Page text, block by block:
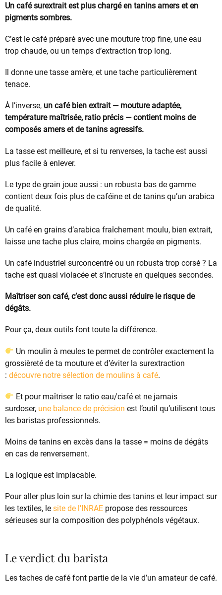
Un café surextrait est plus chargé en tanins amers et en
pigments sombres.
C’est le café préparé avec une mouture trop fine, une eau
trop chaude, ou un temps d’extraction trop long.
Il donne une tasse amère, et une tache particulièrement
tenace.
À l’inverse, un café bien extrait — mouture adaptée,
température maîtrisée, ratio précis — contient moins de
composés amers et de tanins agressifs.
La tasse est meilleure, et si tu renverses, la tache est aussi
plus facile à enlever.
Le type de grain joue aussi : un robusta bas de gamme
contient deux fois plus de caféine et de tanins qu’un arabica
de qualité.
Un café en grains d’arabica fraîchement moulu, bien extrait,
laisse une tache plus claire, moins chargée en pigments.
Un café industriel surconcentré ou un robusta trop corsé ? La
tache est quasi violacée et s’incruste en quelques secondes.
Maîtriser son café, c’est donc aussi réduire le risque de
dégâts.
Pour ça, deux outils font toute la différence.
Un moulin à meules te permet de contrôler exactement la
grossièreté de ta mouture et d’éviter la surextraction
: découvre notre sélection de moulins à café.
Et pour maîtriser le ratio eau/café et ne jamais
surdoser, une balance de précision est l’outil qu’utilisent tous
les baristas professionnels.
Moins de tanins en excès dans la tasse = moins de dégâts
en cas de renversement.
La logique est implacable.
Pour aller plus loin sur la chimie des tanins et leur impact sur
les textiles, le site de l’INRAE propose des ressources
sérieuses sur la composition des polyphénols végétaux.
Le verdict du barista
Les taches de café font partie de la vie d’un amateur de café.